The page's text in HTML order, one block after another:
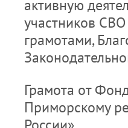
активную
участников
грамотами,
Грамота от
Приморскому